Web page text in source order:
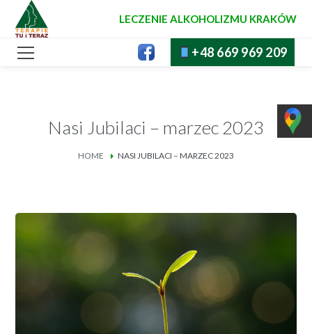
LECZENIE ALKOHOLIZMU KRAKÓW
+48 669 969 209
Nasi Jubilaci – marzec 2023
HOME NASI JUBILACI – MARZEC 2023